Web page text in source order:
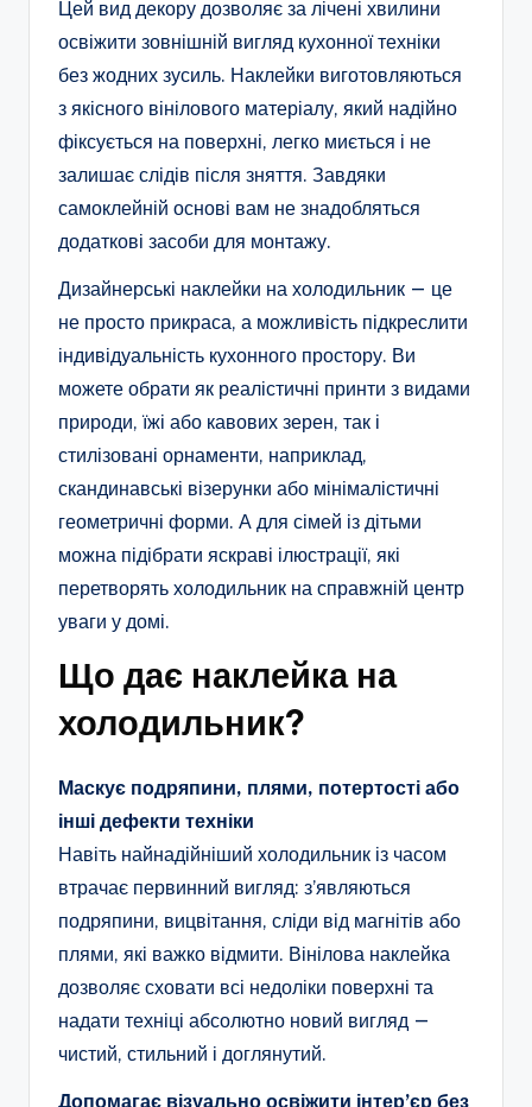
Цей вид декору дозволяє за лічені хвилини
освіжити зовнішній вигляд кухонної техніки
без жодних зусиль. Наклейки виготовляються
з якісного вінілового матеріалу, який надійно
фіксується на поверхні, легко миється і не
залишає слідів після зняття. Завдяки
самоклейній основі вам не знадобляться
додаткові засоби для монтажу.
Дизайнерські наклейки на холодильник — це
не просто прикраса, а можливість підкреслити
індивідуальність кухонного простору. Ви
можете обрати як реалістичні принти з видами
природи, їжі або кавових зерен, так і
стилізовані орнаменти, наприклад,
скандинавські візерунки або мінімалістичні
геометричні форми. А для сімей із дітьми
можна підібрати яскраві ілюстрації, які
перетворять холодильник на справжній центр
уваги у домі.
Що дає наклейка на
холодильник?
Маскує подряпини, плями, потертості або
інші дефекти техніки
Навіть найнадійніший холодильник із часом
втрачає первинний вигляд: з’являються
подряпини, вицвітання, сліди від магнітів або
плями, які важко відмити. Вінілова наклейка
дозволяє сховати всі недоліки поверхні та
надати техніці абсолютно новий вигляд —
чистий, стильний і доглянутий.
Допомагає візуально освіжити інтер’єр без